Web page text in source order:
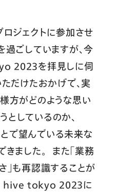
ロジェクトに参加させ
過ごしていますが、今
2023を拝見しに伺
だけたおかげで、実
方がどのような思い
しているのか、
で望んでいる未来な
ました。 また「業務
」も再認識することが
hive tokyo 2023に